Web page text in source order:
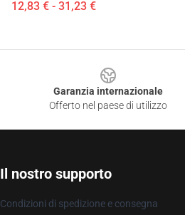
12,83 € - 31,23 €
Garanzia internazionale
Offerto nel paese di utilizzo
Il nostro supporto
Condizioni di spedizione e consegna